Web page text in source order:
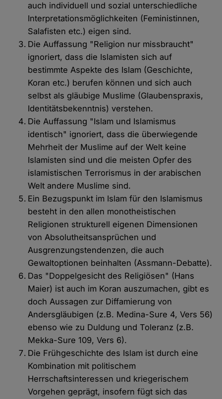
auch individuell und sozial unterschiedliche
Interpretationsmöglichkeiten (Feministinnen,
Salafisten etc.) eigen sind.
Die Auffassung "Religion nur missbraucht"
ignoriert, dass die Islamisten sich auf
bestimmte Aspekte des Islam (Geschichte,
Koran etc.) berufen können und sich auch
selbst als gläubige Muslime (Glaubenspraxis,
Identitätsbekenntnis) verstehen.
Die Auffassung "Islam und Islamismus
identisch" ignoriert, dass die überwiegende
Mehrheit der Muslime auf der Welt keine
Islamisten sind und die meisten Opfer des
islamistischen Terrorismus in der arabischen
Welt andere Muslime sind.
Ein Bezugspunkt im Islam für den Islamismus
besteht in den allen monotheistischen
Religionen strukturell eigenen Dimensionen
von Absolutheitsansprüchen und
Ausgrenzungstendenzen, die auch
Gewaltoptionen beinhalten (Assmann-Debatte).
Das "Doppelgesicht des Religiösen" (Hans
Maier) ist auch im Koran auszumachen, gibt es
doch Aussagen zur Diffamierung von
Andersgläubigen (z.B. Medina-Sure 4, Vers 56)
ebenso wie zu Duldung und Toleranz (z.B.
Mekka-Sure 109, Vers 6).
Die Frühgeschichte des Islam ist durch eine
Kombination mit politischem
Herrschaftsinteressen und kriegerischem
Vorgehen geprägt, insofern fügt sich das